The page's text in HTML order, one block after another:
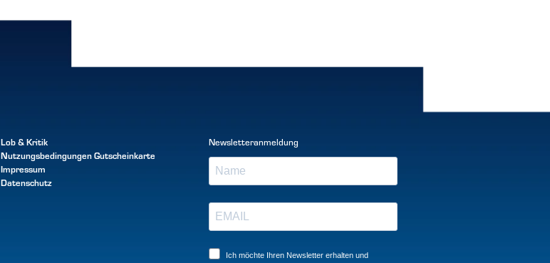
Lob & Kritik
NutzungsbedingungenGutscheinkarte
Impressum
Datenschutz
Newsletteranmeldung
Ich möchte Ihren Newsletter erhalten und